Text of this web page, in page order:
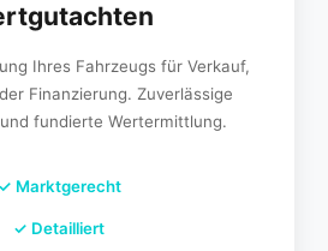
Ihres Fahrzeugs für Verkauf,
Finanzierung. Zuverlässige
fundierte Wertermittlung.
✓ Marktgerecht
✓ Detailliert